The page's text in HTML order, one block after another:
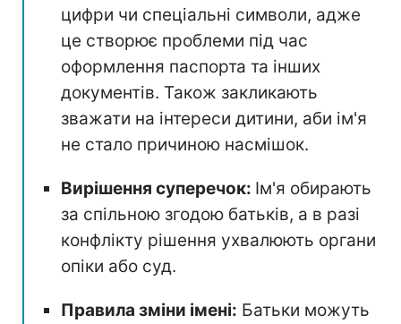
цифри чи спеціальні символи, адже
це створює проблеми під час
оформлення паспорта та інших
документів. Також закликають
зважати на інтереси дитини, аби ім'я
не стало причиною насмішок.
Вирішення суперечок: Ім'я обирають
за спільною згодою батьків, а в разі
конфлікту рішення ухвалюють органи
опіки або суд.
Правила зміни імені: Батьки можуть